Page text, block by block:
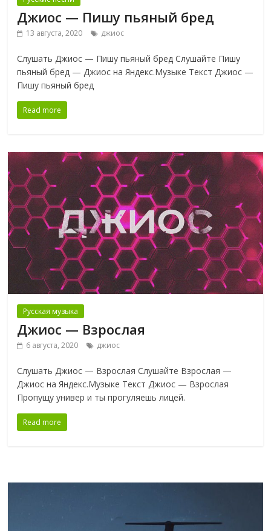
Джиос — Пишу пьяный бред
13 августа, 2020 джиос
Слушать Джиос — Пишу пьяный бред Слушайте Пишу
пьяный бред — Джиос на Яндекс.Музыке Текст Джиос —
Пишу пьяный бред
Read more
Русская музыка
Джиос — Взрослая
6 августа, 2020 джиос
Слушать Джиос — Взрослая Слушайте Взрослая —
Джиос на Яндекс.Музыке Текст Джиос — Взрослая
Пропущу универ и ты прогуляешь лицей.
Read more